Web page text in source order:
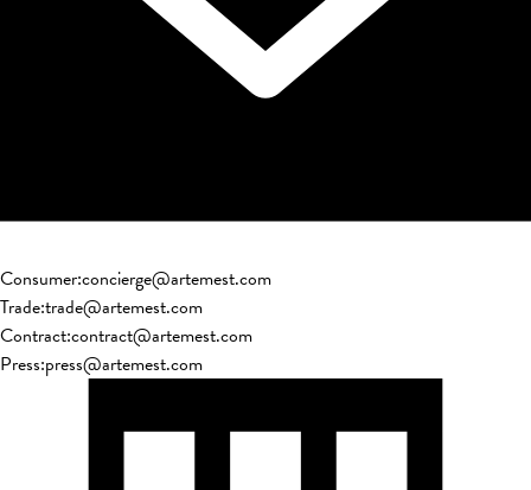
Consumer:concierge@artemest.com
Trade:trade@artemest.com
Contract:contract@artemest.com
Press:press@artemest.com